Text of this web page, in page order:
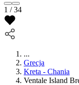
1 / 34
...
Grecja
Kreta - Chania
Ventale Island